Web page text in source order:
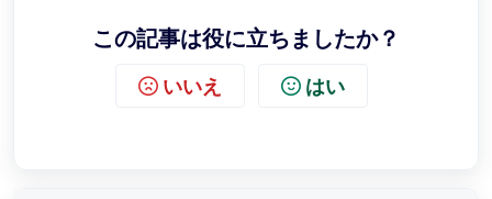
この記事は役に立ちましたか？
いいえ はい